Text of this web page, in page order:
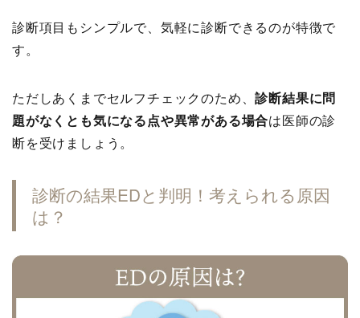
診断項目もシンプルで、気軽に診断できるのが特徴で
す。
ただしあくまでセルフチェックのため、診断結果に問
題がなくとも気になる点や異常がある場合は医師の診
断を受けましょう。
診断の結果EDと判明！考えられる原因
は？